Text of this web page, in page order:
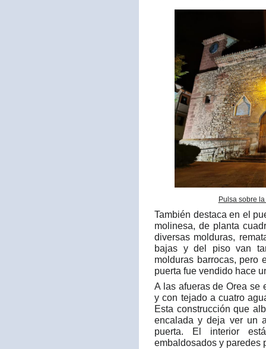
Pulsa sobre
También destaca en el
molinesa, de planta
diversas molduras,
bajas y del piso van
molduras barrocas, pero
puerta fue vendido hace
A las afueras de Orea se
y con tejado a cuatro
Esta construcción que
encalada y deja ver un
puerta. El interior
embaldosados y paredes